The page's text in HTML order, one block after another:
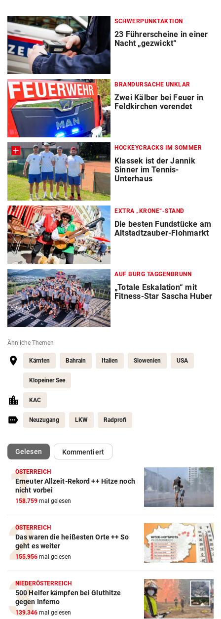
SCHWERPUNKTAKTION
23 Führerscheine in einer
Nacht „gezwickt“
BRANDURSACHE UNKLAR
Zwei Kälber bei Feuer in
Feldkirchen verendet
HOCKEYCRACKS IM SOMMER
Klassek ist der Jannik
Sinner im Tennis-
Unterhaus
EXTRA „KRONE“-STAND
Die besten Fundstücke am
Altstadtzauber-Flohmarkt
AUF BURG TAGGENBRUNN
„Totale Eskalation“ mit
Fitness-Star Sascha Huber
Ähnliche Themen
Kärnten Bahrain Italien Slowenien USA
Klopeiner See
KAC
Neuzugang LKW Radprofi
Gelesen(ausgewählt)Kommentiert
ÖSTERREICH
Erneuter Allzeit-Rekord ++ Hitze noch
nicht vorbei
158.759 mal gelesen
ÖSTERREICH
Das waren die heißesten Orte ++ So
geht es weiter
155.956 mal gelesen
NIEDERÖSTERREICH
500 Helfer kämpfen bei Gluthitze
gegen Inferno
139.346 mal gelesen